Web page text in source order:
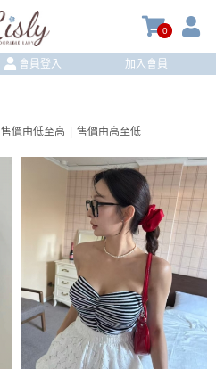
0
會員登入 加入會員
售價由低至高 售價由高至低